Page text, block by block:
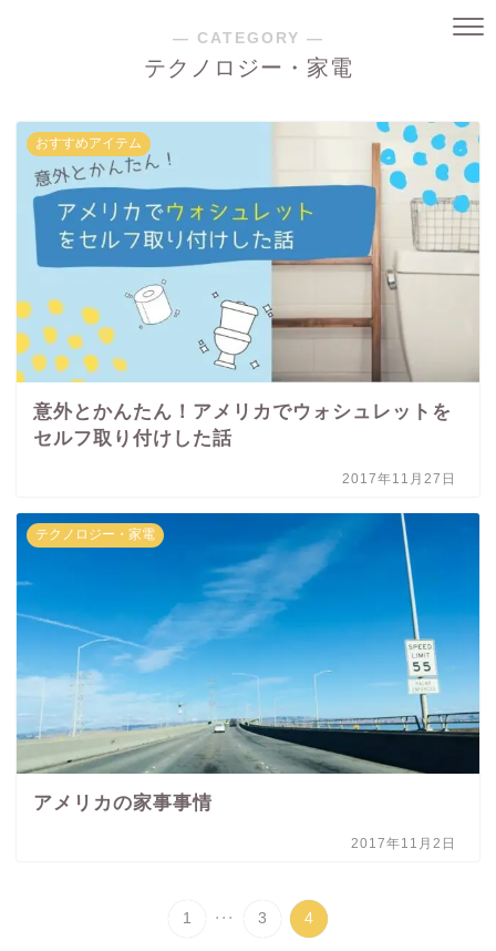
― CATEGORY ―
テクノロジー・家電
おすすめアイテム
意外とかんたん！アメリカでウォシュレットを
セルフ取り付けした話
2017年11月27日
テクノロジー・家電
アメリカの家事事情
2017年11月2日
1 ... 3 4